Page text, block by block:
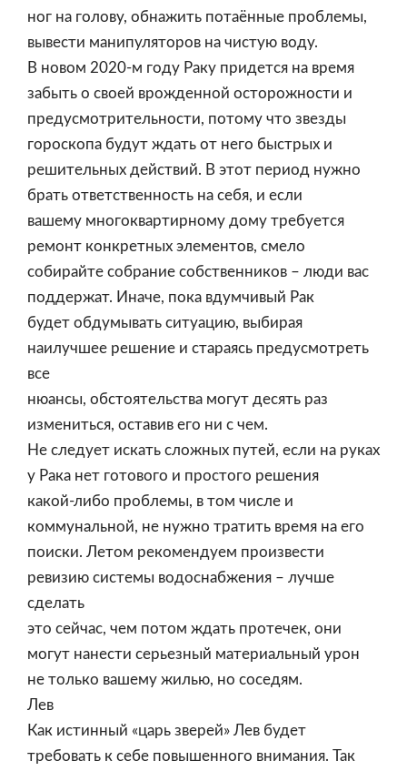
ног на голову, обнажить потаённые проблемы,
вывести манипуляторов на чистую воду.
В новом 2020-м году Раку придется на время
забыть о своей врожденной осторожности и
предусмотрительности, потому что звезды
гороскопа будут ждать от него быстрых и
решительных действий. В этот период нужно
брать ответственность на себя, и если
вашему многоквартирному дому требуется
ремонт конкретных элементов, смело
собирайте собрание собственников – люди вас
поддержат. Иначе, пока вдумчивый Рак
будет обдумывать ситуацию, выбирая
наилучшее решение и стараясь предусмотреть
все
нюансы, обстоятельства могут десять раз
измениться, оставив его ни с чем.
Не следует искать сложных путей, если на руках
у Рака нет готового и простого решения
какой-либо проблемы, в том числе и
коммунальной, не нужно тратить время на его
поиски. Летом рекомендуем произвести
ревизию системы водоснабжения – лучше
сделать
это сейчас, чем потом ждать протечек, они
могут нанести серьезный материальный урон
не только вашему жилью, но соседям.
Лев
Как истинный «царь зверей» Лев будет
требовать к себе повышенного внимания. Так